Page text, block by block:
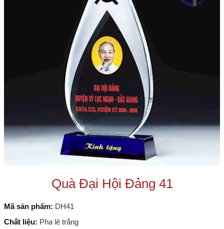
Quà Đại Hội Đảng 41
Mã sản phẩm: DH41
Chất liệu: Pha lê trắng